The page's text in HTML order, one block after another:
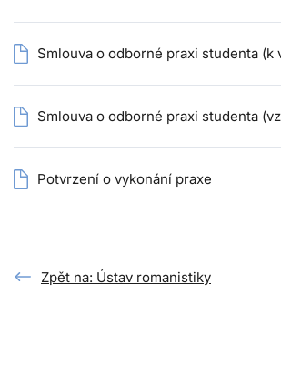
Smlouva o odborné praxi studenta (k
Smlouva o odborné praxi studenta
Potvrzení o vykonání praxe
Zpět na: Ústav romanistiky